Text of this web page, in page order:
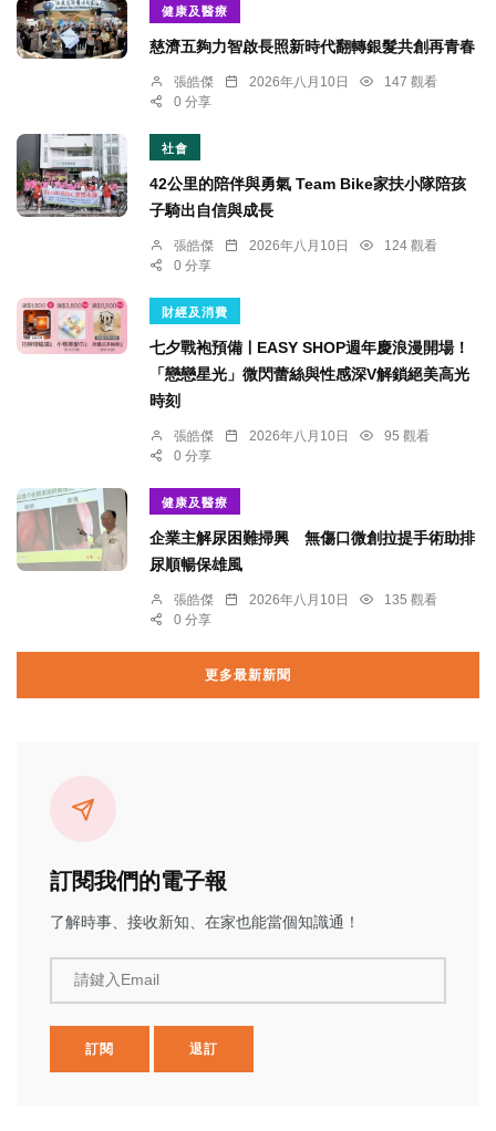
健康及醫療
慈濟五夠力智啟長照新時代翻轉銀髮共創再青春
張皓傑 2026年八月10日
147 觀看
0 分享
社會
42公里的陪伴與勇氣 Team Bike家扶小隊陪孩
子騎出自信與成長
張皓傑 2026年八月10日
124 觀看
0 分享
財經及消費
七夕戰袍預備ￜEASY SHOP週年慶浪漫開場！
「戀戀星光」微閃蕾絲與性感深V解鎖絕美高光
時刻
張皓傑 2026年八月10日
95 觀看
0 分享
健康及醫療
企業主解尿困難掃興 無傷口微創拉提手術助排
尿順暢保雄風
張皓傑 2026年八月10日
135 觀看
0 分享
更多最新新聞
訂閱我們的電子報
了解時事、接收新知、在家也能當個知識通！
請鍵入Email
訂閱 退訂